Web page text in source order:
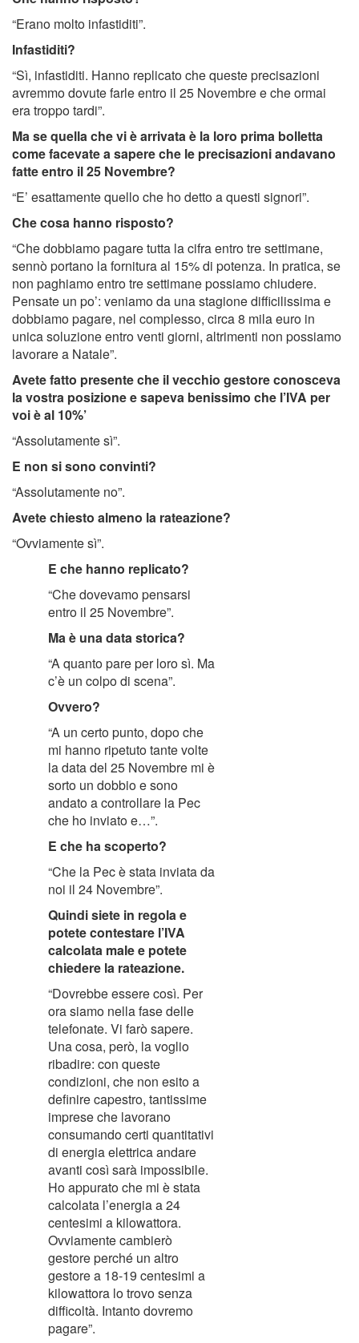
“Erano molto infastiditi”.
Infastiditi?
“Sì, infastiditi. Hanno replicato che queste precisazioni
avremmo dovute farle entro il 25 Novembre e che ormai
era troppo tardi”.
Ma se quella che vi è arrivata è la loro prima bolletta
come facevate a sapere che le precisazioni andavano
fatte entro il 25 Novembre?
“E’ esattamente quello che ho detto a questi signori”.
Che cosa hanno risposto?
“Che dobbiamo pagare tutta la cifra entro tre settimane,
sennò portano la fornitura al 15% di potenza. In pratica, se
non paghiamo entro tre settimane possiamo chiudere.
Pensate un po’: veniamo da una stagione difficilissima e
dobbiamo pagare, nel complesso, circa 8 mila euro in
unica soluzione entro venti giorni, altrimenti non possiamo
lavorare a Natale”.
Avete fatto presente che il vecchio gestore conosceva
la vostra posizione e sapeva benissimo che l’IVA per
voi è al 10%’
“Assolutamente sì”.
E non si sono convinti?
“Assolutamente no”.
Avete chiesto almeno la rateazione?
“Ovviamente sì”.
E che hanno replicato?
“Che dovevamo pensarsi
entro il 25 Novembre”.
Ma è una data storica?
“A quanto pare per loro sì. Ma
c’è un colpo di scena”.
Ovvero?
“A un certo punto, dopo che
mi hanno ripetuto tante volte
la data del 25 Novembre mi è
sorto un dobbio e sono
andato a controllare la Pec
che ho inviato e…”.
E che ha scoperto?
“Che la Pec è stata inviata da
noi il 24 Novembre”.
Quindi siete in regola e
potete contestare l’IVA
calcolata male e potete
chiedere la rateazione.
“Dovrebbe essere così. Per
ora siamo nella fase delle
telefonate. Vi farò sapere.
Una cosa, però, la voglio
ribadire: con queste
condizioni, che non esito a
definire capestro, tantissime
imprese che lavorano
consumando certi quantitativi
di energia elettrica andare
avanti così sarà impossibile.
Ho appurato che mi è stata
calcolata l’energia a 24
centesimi a kilowattora.
Ovviamente cambierò
gestore perché un altro
gestore a 18-19 centesimi a
kilowattora lo trovo senza
difficoltà. Intanto dovremo
pagare”.